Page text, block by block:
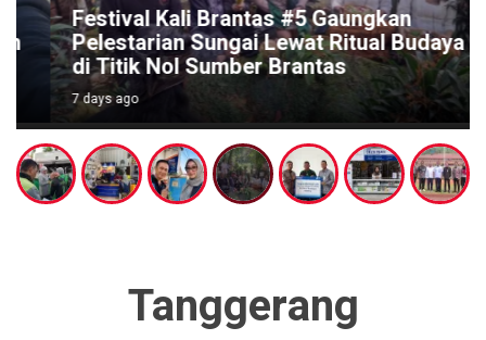
Festival Kali Brantas #5 Gaungkan
Pelestarian Sungai Lewat Ritual Budaya
di Titik Nol Sumber Brantas
7 days ago
Tanggerang